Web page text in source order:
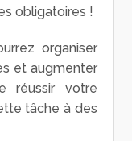
obligatoires !
organiser
et augmenter
réussir votre
tâche à des